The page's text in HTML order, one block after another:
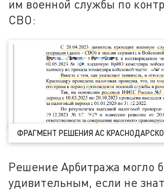
им военной службы по
СВО:
ФРАГМЕНТ РЕШЕНИЯ АС
Решение Арбитража могло
удивительным, если не